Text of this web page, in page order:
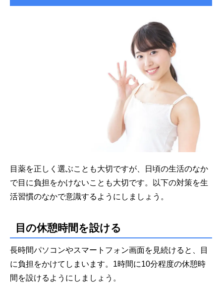
目薬を正しく選ぶことも大切ですが、日頃の生活のなか
で目に負担をかけないことも大切です。以下の対策を生
活習慣のなかで意識するようにしましょう。
目の休憩時間を設ける
長時間パソコンやスマートフォン画面を見続けると、目
に負担をかけてしまいます。1時間に10分程度の休憩時
間を設けるようにしましょう。